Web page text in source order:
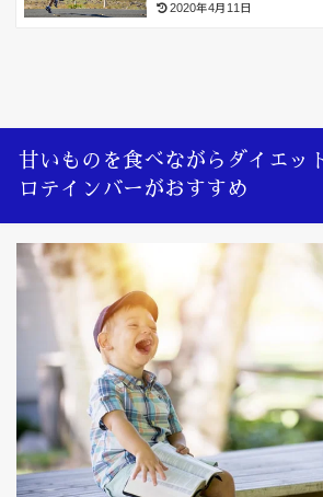
2020年4月11日
甘いものを食べながらダイエッ
ロテインバーがおすすめ